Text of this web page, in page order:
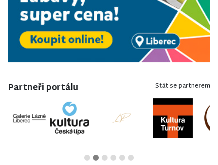
Partneři portálu Stát se partnerem